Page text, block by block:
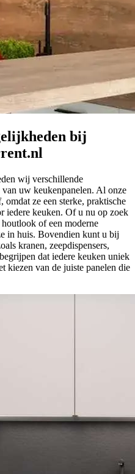
bij
wij verschillende
uw keukenpanelen. Al onze
omdat ze een sterke, praktische
iedere keuken. Of u nu op zoek
of een moderne
in huis. Bovendien kunt u bij
kranen, zeepdispensers,
dat iedere keuken uniek
kiezen van de juiste panelen die